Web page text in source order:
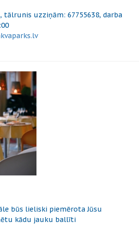
tālrunis uzziņām: 67755638, darba
būs lieliski piemērota Jūsu
kādu jauku ballīti